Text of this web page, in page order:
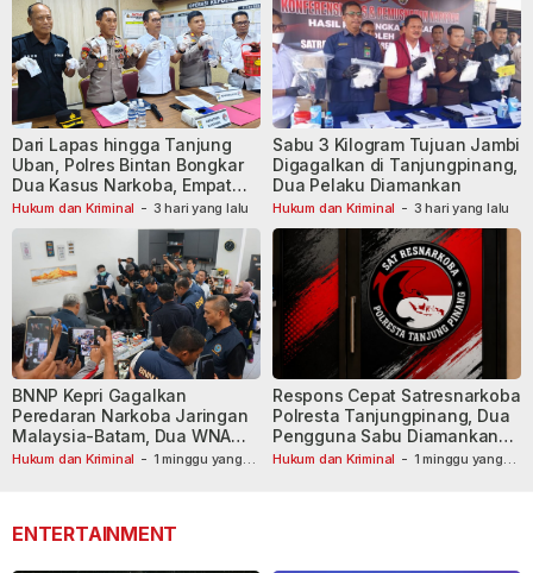
Hukum dan Kriminal - 3 hari yang lalu
Dari Lapas hingga Tanjung
Uban, Polres Bintan Bongkar
Dua Kasus Narkoba, Empat
Tersangka Dibekuk
Hukum dan Kriminal - 3 hari yang lalu
Sabu 3 Kilogram Tujuan Jambi
Digagalkan di Tanjungpinang,
Dua Pelaku Diamankan
Hukum dan Kriminal - 1 minggu yang
BNNP Kepri Gagalkan
Peredaran Narkoba Jaringan
Malaysia-Batam, Dua WNA
Masih Diburu
Hukum dan Kriminal - 1 minggu yang
Respons Cepat Satresnarkoba
Polresta Tanjungpinang, Dua
Pengguna Sabu Diamankan
Usai Dilaporkan ke Call Center
ENTERTAINMENT